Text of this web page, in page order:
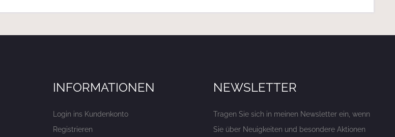
INFORMATIONEN
Login ins Kundenkonto
Registrieren
NEWSLETTER
Tragen Sie sich in meinen Newsletter ein, wenn
Sie über Neuigkeiten und besondere Aktionen